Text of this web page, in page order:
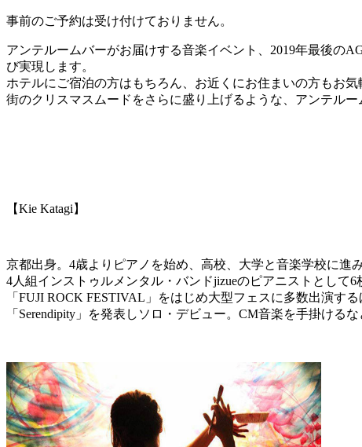
事前のご予約は受け付けておりません。
アンテルームバーがお届けする音楽イベント、2019年最後の
び実現します。
ホテルにご宿泊の方はもちろん、お近くにお住まいの方もお気
街のクリスマスムードをさらに盛り上げるような、アンテル
【Kie Katagi】
京都出身。4歳よりピアノを始め、高校、大学と音楽学校に進
4人組インストゥルメンタル・バンドjizueのピアニストとして6
「FUJI ROCK FESTIVAL」をはじめ大型フェスに多数出演す
「Serendipity」を発表しソロ・デビュー。CM音楽を手掛けるな